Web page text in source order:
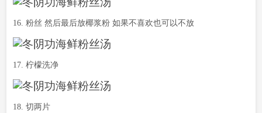
16. 粉丝 然后最后放椰浆粉 如果不喜欢也可以不放
17. 柠檬洗净
18. 切两片